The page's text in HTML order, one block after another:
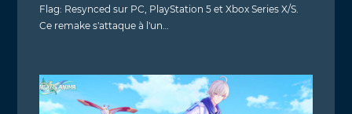
Flag: Resynced sur PC, PlayStation 5 et Xbox Series X/S.
Ce remake s'attaque à l'un…